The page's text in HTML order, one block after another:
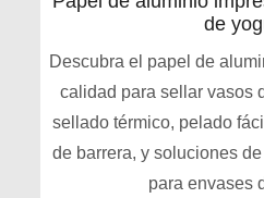
de
Descubra el papel de
calidad para sellar vasos
sellado térmico, pelado
de barrera, y soluciones
para envases